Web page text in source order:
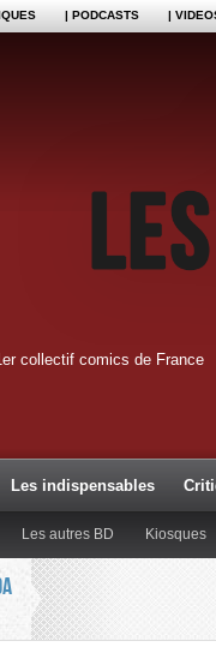
| PODCASTS |
collectif comics de France
Les indispensables
Les autres BD Kiosques